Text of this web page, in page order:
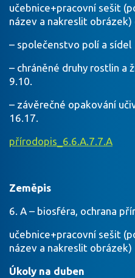
učebnice+pracovní sešit
název a nakreslit obrázek)
– společenstvo
– chráněné druhy rostlin a
9.10.
– závěrečné opakování
16.17.
přírodopis_6.6.A.7.7.A
Zeměpis
6. A – biosféra, ochrana
učebnice+pracovní sešit
název a nakreslit obrázek)
Úkoly na duben